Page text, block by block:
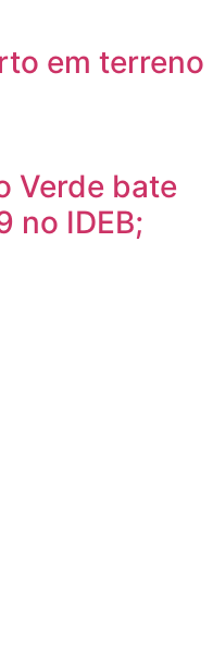
em terreno
Verde bate
no IDEB;